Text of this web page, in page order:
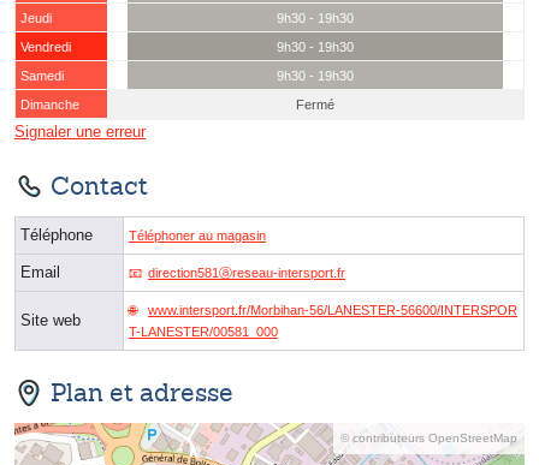
Jeudi
9h30 - 19h30
Vendredi
9h30 - 19h30
Samedi
9h30 - 19h30
Dimanche
Fermé
Signaler une erreur
Contact
Téléphone Téléphoner au magasin
Email direction581ⓐreseau-intersport.fr
Site web
www.intersport.fr/Morbihan-56/LANESTER-56600/INTERSPOR
T-LANESTER/00581_000
Plan et adresse
© contributeurs OpenStreetMap